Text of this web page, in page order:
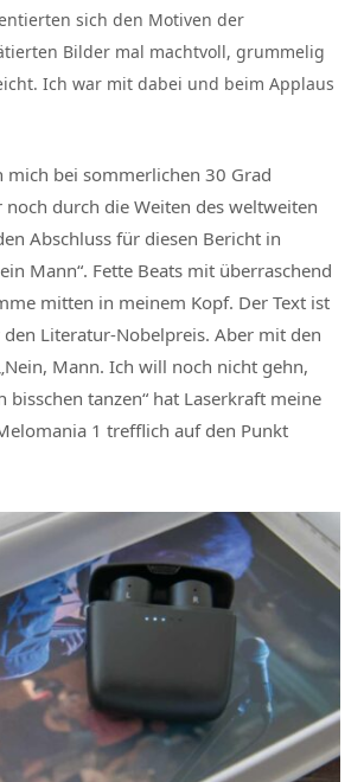
sich den Motiven der
Bilder mal machtvoll, grummelig
Ich war mit dabei und beim Applaus
mich bei sommerlichen 30 Grad
durch die Weiten des weltweiten
Abschluss für diesen Bericht in
Mann“. Fette Beats mit überraschend
mitten in meinem Kopf. Der Text ist
Literatur-Nobelpreis. Aber mit den
Mann. Ich will noch nicht gehn,
bisschen tanzen“ hat Laserkraft meine
1 trefflich auf den Punkt